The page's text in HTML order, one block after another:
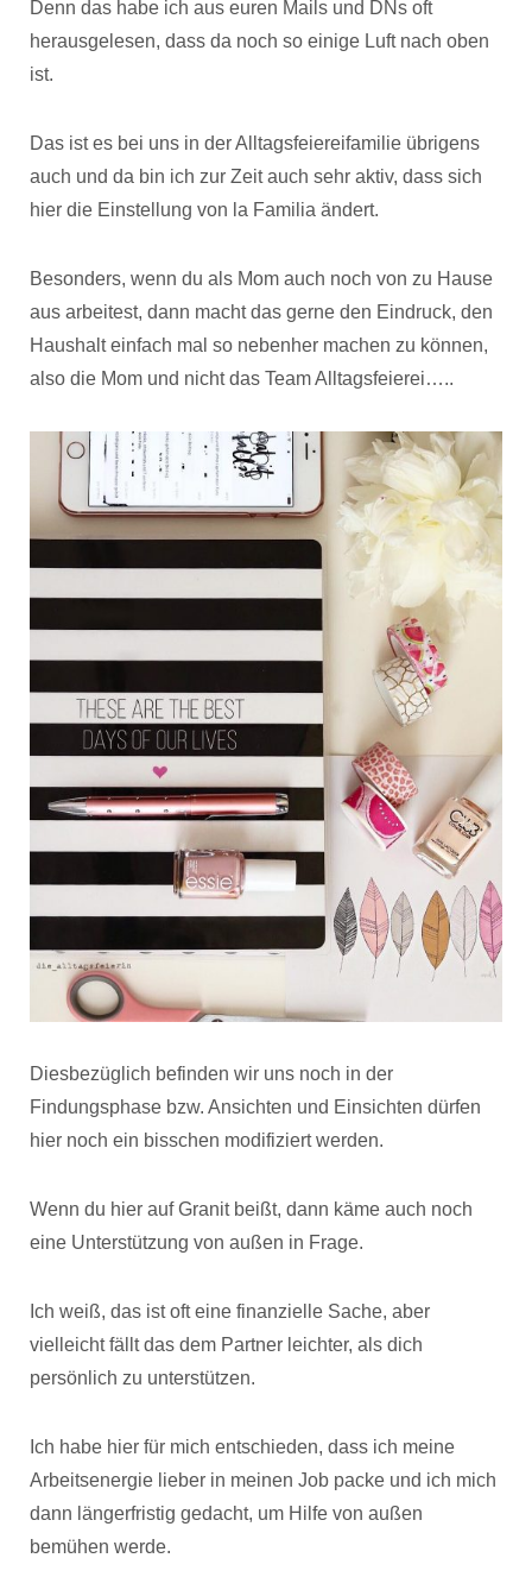
Denn das habe ich aus euren Mails und DNs oft
herausgelesen, dass da noch so einige Luft nach oben
ist.
Das ist es bei uns in der Alltagsfeiereifamilie übrigens
auch und da bin ich zur Zeit auch sehr aktiv, dass sich
hier die Einstellung von la Familia ändert.
Besonders, wenn du als Mom auch noch von zu Hause
aus arbeitest, dann macht das gerne den Eindruck, den
Haushalt einfach mal so nebenher machen zu können,
also die Mom und nicht das Team Alltagsfeierei…..
Diesbezüglich befinden wir uns noch in der
Findungsphase bzw. Ansichten und Einsichten dürfen
hier noch ein bisschen modifiziert werden.
Wenn du hier auf Granit beißt, dann käme auch noch
eine Unterstützung von außen in Frage.
Ich weiß, das ist oft eine finanzielle Sache, aber
vielleicht fällt das dem Partner leichter, als dich
persönlich zu unterstützen.
Ich habe hier für mich entschieden, dass ich meine
Arbeitsenergie lieber in meinen Job packe und ich mich
dann längerfristig gedacht, um Hilfe von außen
bemühen werde.